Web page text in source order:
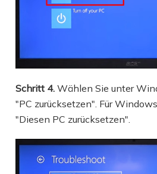
Schritt 4. Wählen Sie unter
"PC zurücksetzen". Für
"Diesen PC zurücksetzen".